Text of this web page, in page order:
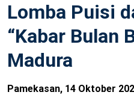
D
N
Lomba Puisi
“Kabar Bulan
Madura
Pamekasan, 14 Oktober